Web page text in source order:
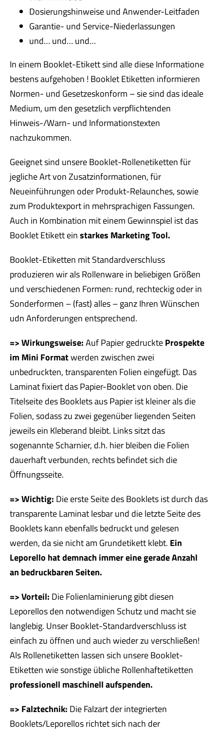
Dosierungshinweise und Anwender-Leitfaden
Garantie- und Service-Niederlassungen
und… und… und…
In einem Booklet-Etikett sind alle diese Informatione
bestens aufgehoben ! Booklet Etiketten informieren
Normen- und Gesetzeskonform – sie sind das ideale
Medium, um den gesetzlich verpflichtenden
Hinweis-/Warn- und Informationstexten
nachzukommen.
Geeignet sind unsere Booklet-Rollenetiketten für
jegliche Art von Zusatzinformationen, für
Neueinführungen oder Produkt-Relaunches, sowie
zum Produktexport in mehrsprachigen Fassungen.
Auch in Kombination mit einem Gewinnspiel ist das
Booklet Etikett einstarkes Marketing Tool.
Booklet-Etiketten mit Standardverschluss
produzieren wir als Rollenware in beliebigen Größen
und verschiedenen Formen: rund, rechteckig oder in
Sonderformen – (fast) alles – ganz Ihren Wünschen
udn Anforderungen entsprechend.
=> Wirkungsweise:Auf Papier gedruckteProspekte
im Mini Formatwerden zwischen zwei
unbedruckten, transparenten Folien eingefügt. Das
Laminat fixiert das Papier-Booklet von oben. Die
Titelseite des Booklets aus Papier ist kleiner als die
Folien, sodass zu zwei gegenüber liegenden Seiten
jeweils ein Kleberand bleibt. Links sitzt das
sogenannte Scharnier, d.h. hier bleiben die Folien
dauerhaft verbunden, rechts befindet sich die
Öffnungsseite.
=> Wichtig: Die erste Seite des Booklets ist durch das
transparente Laminat lesbar und die letzte Seite des
Booklets kann ebenfalls bedruckt und gelesen
werden, da sie nicht am Grundetikett klebt. Ein
Leporello hat demnach immer eine gerade Anzahl
an bedruckbaren Seiten.
=> Vorteil: Die Folienlaminierung gibt diesen
Leporellos den notwendigen Schutz und macht sie
langlebig. Unser Booklet-Standardverschluss ist
einfach zu öffnen und auch wieder zu verschließen!
Als Rollenetiketten lassen sich unsere Booklet-
Etiketten wie sonstige übliche Rollenhaftetiketten
professionell maschinell aufspenden.
=> Falztechnik: Die Falzart der integrierten
Booklets/Leporellos richtet sich nach der